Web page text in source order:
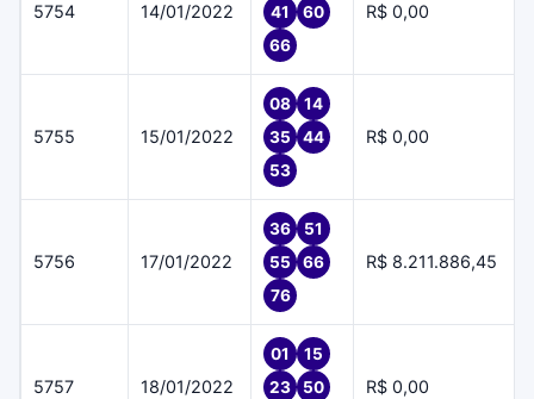
5754 14/01/2022
41
60
66
R$ 0,00
5755 15/01/2022
08
14
35
44
53
R$ 0,00
5756 17/01/2022
36
51
55
66
76
R$ 8.211.886,45
5757 18/01/2022
01
15
23
50
R$ 0,00